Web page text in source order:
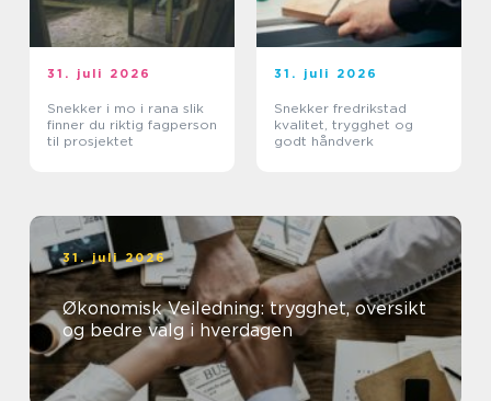
31. juli 2026
Snekker i mo i rana slik
finner du riktig fagperson
til prosjektet
31. juli 2026
Snekker fredrikstad
kvalitet, trygghet og
godt håndverk
31. juli 2026
Økonomisk Veiledning: trygghet, oversikt
og bedre valg i hverdagen